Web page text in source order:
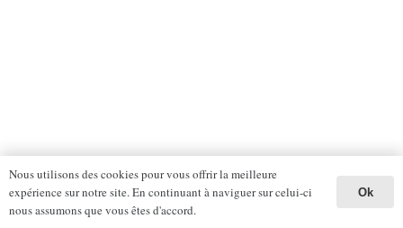
Nous utilisons des cookies pour vous offrir la meilleure
expérience sur notre site. En continuant à naviguer sur celui-ci
nous assumons que vous êtes d'accord.
Ok